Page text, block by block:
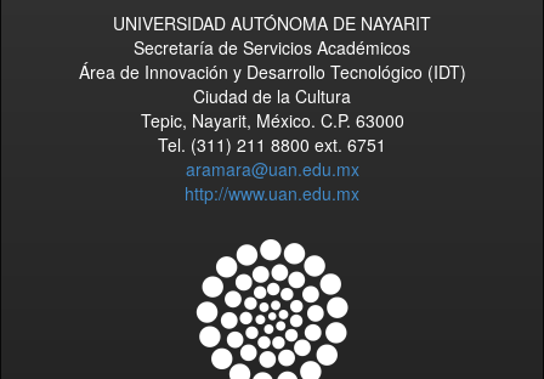
UNIVERSIDAD AUTÓNOMA DE NAYARIT
Secretaría de Servicios Académicos
Área de Innovación y Desarrollo Tecnológico (IDT)
Ciudad de la Cultura
Tepic, Nayarit, México. C.P. 63000
Tel. (311) 211 8800 ext. 6751
aramara@uan.edu.mx
http://www.uan.edu.mx